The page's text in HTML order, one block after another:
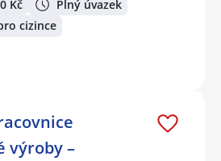
Kč
Plný úvazek
cizince
výroby –